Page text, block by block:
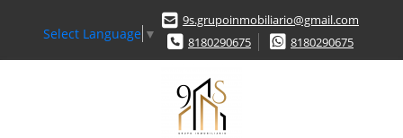
Select Language ▼
9s.grupoinmobiliario@gmail.com
8180290675
8180290675